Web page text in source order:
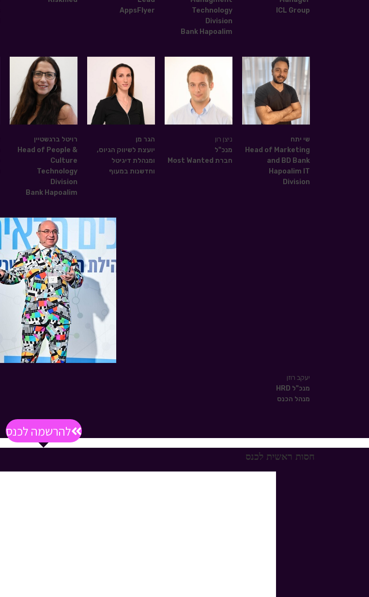
ICL Group
Technology
Division
Bank Hapoalim
AppsFlyer
שי יתח
Head of Marketing
and BD Bank
Hapoalim IT
Division
ניצן רון
מנכ"ל
חברת Most Wanted
הגר מן
יועצת לשיווק הגיוס,
ומנהלת דיגיטל
וחדשנות במעוף
רויטל ברגשטיין
Head of People &
Culture
Technology
Division
Bank Hapoalim
יעקב רוזן
מנכ"ל HRD
מנהל הכנס
להרשמה לכנס
חסות ראשית לכנס